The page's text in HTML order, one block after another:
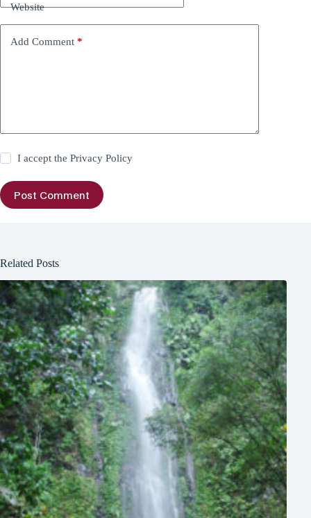
Website
Add Comment *
I accept thePrivacy Policy
Post Comment
Related Posts